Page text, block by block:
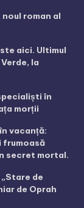
roman al
aici. Ultimul
la
în
morții
vacanță:
frumoasă
secret mortal.
de
de Oprah